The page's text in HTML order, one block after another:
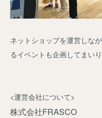
ネットショップを運営しな
るイベントも企画してまいり
<運営会社について>
株式会社FRASCO